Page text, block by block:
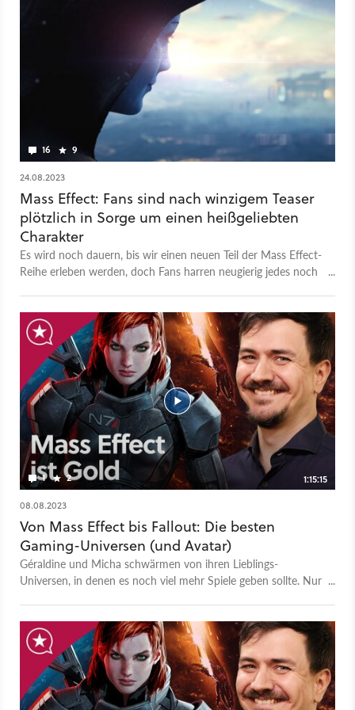
16 9
24.08.2023
Mass Effect: Fans sind nach winzigem Teaser
plötzlich in Sorge um einen heißgeliebten
Charakter
Es wird noch dauern, bis wir einen neuen Teil der Mass Effect-
Reihe erleben werden, doch Fans harren neugierig jedes noch
1 2
1:15:15
08.08.2023
Von Mass Effect bis Fallout: Die besten
Gaming-Universen (und Avatar)
Géraldine und Micha schwärmen von ihren Lieblings-
Universen, in denen es noch viel mehr Spiele geben sollte. Nur
GameStar Podcasts. - Zum Artikel samt Podcast-Version - Alle
Folgen des GameStar Podcasts - GameStar Podcast bei Apple
Podcasts - GameStar Podcast bei Spotify - GameStar Podcast
bei Podcast Addict Mehr Videotalks findet ihr auf bei
GameStar Talk - auch auf Youtube. Was ist GameStar Talk?